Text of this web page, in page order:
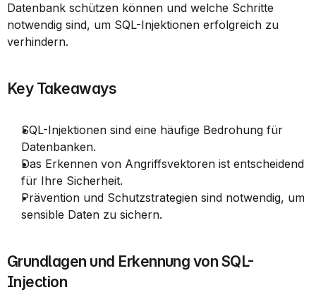
Datenbank schützen können und welche Schritte
notwendig sind, um SQL-Injektionen erfolgreich zu
verhindern.
Key Takeaways
SQL-Injektionen sind eine häufige Bedrohung für
Datenbanken.
Das Erkennen von Angriffsvektoren ist entscheidend
für Ihre Sicherheit.
Prävention und Schutzstrategien sind notwendig, um
sensible Daten zu sichern.
Grundlagen und Erkennung von SQL-
Injection